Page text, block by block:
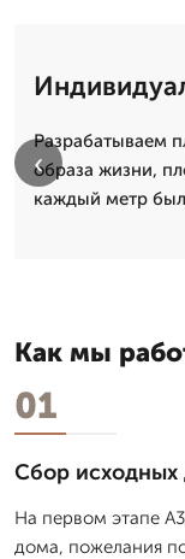
Разрабатываем
образа жизни,
каждый метр
‹
Как мы
01
Сбор исходных
На первом этапе
дома, пожелания